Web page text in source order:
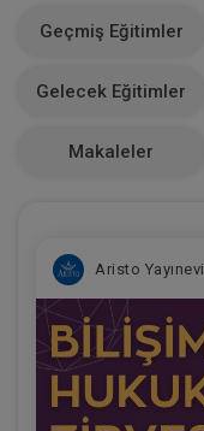
0
Geçmiş Eğitimler
Gelecek Eğitimler
Makaleler
Aristo Yayınevi